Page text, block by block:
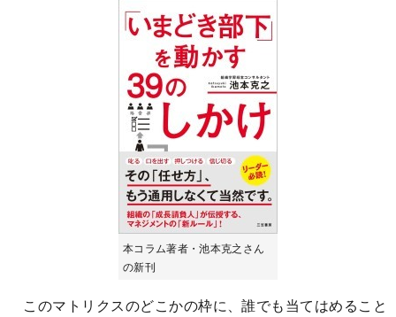
本コラム著者・池本克之さん
の新刊
このマトリクスのどこかの枠に、誰でも当てはめること